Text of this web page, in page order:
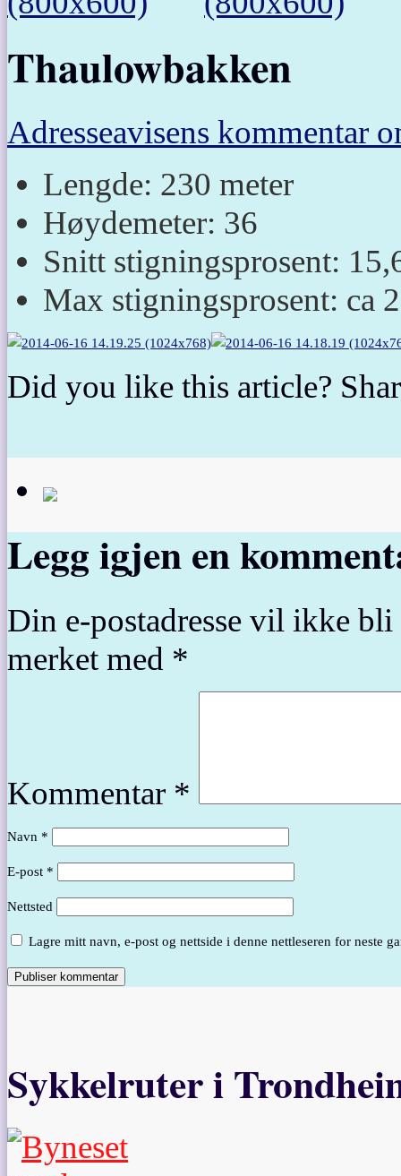
Thaulowbakken
Adresseavisens kommentar
Lengde: 230 meter
Høydemeter: 36
Snitt stigningsprosent:
Max stigningsprosent: ca
Did you like this article?
Legg igjen en
Din e-postadresse vil ikke
merket med *
Kommentar *
Navn *
E-post *
Nettsted
Lagre mitt navn, e-post og nettside i denne nettleseren for neste
Sykkelruter i